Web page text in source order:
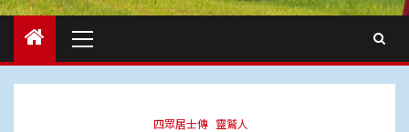
Menu
四眾居士傳 靈鷲人